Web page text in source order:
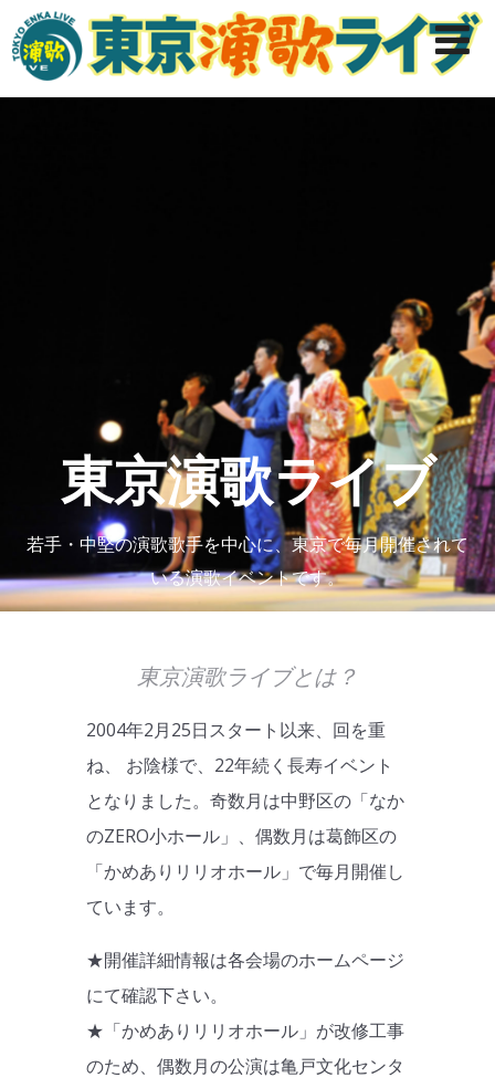
東京演歌ライブ
若手・中堅の演歌歌手を中心に、東京で毎月開催されて
いる演歌イベントです。
東京演歌ライブとは？
2004年2月25日スタート以来、回を重
ね、 お陰様で、22年続く長寿イベント
となりました。奇数月は中野区の「なか
のZERO小ホール」、偶数月は葛飾区の
「かめありリリオホール」で毎月開催し
ています。
★開催詳細情報は各会場のホームページ
にて確認下さい。
★「かめありリリオホール」が改修工事
のため、偶数月の公演は亀戸文化センタ